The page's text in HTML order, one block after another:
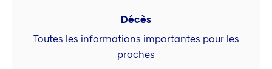
Décès
Toutes les informations importantes pour les
proches